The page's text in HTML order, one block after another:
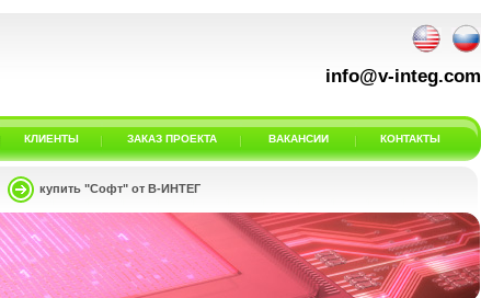
info@v-integ.com
КЛИЕНТЫ ЗАКАЗ ПРОЕКТА ВАКАНСИИ КОНТАКТЫ
купить "Софт" от В-ИНТЕГ